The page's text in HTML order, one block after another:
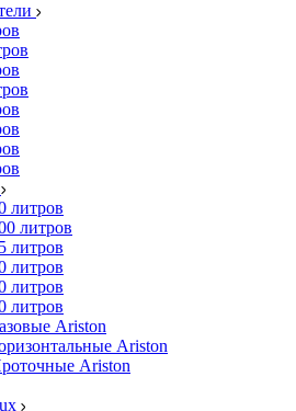
литров
литров
литров
литров
литров
литров
Ariston
Ariston
Ariston